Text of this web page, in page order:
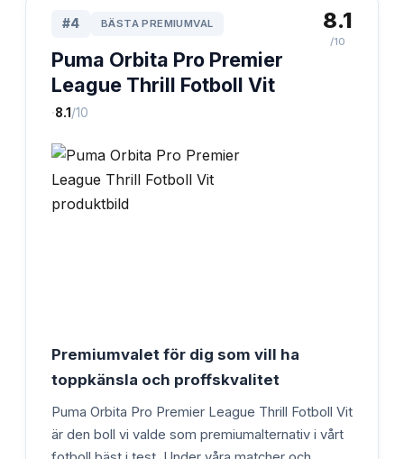
#4 BÄSTA PREMIUMVAL
Puma Orbita Pro Premier
League Thrill Fotboll Vit
·8.1 /10
8.1
/10
Premiumvalet för dig som vill ha
toppkänsla och proffskvalitet
Puma Orbita Pro Premier League Thrill Fotboll Vit
är den boll vi valde som premiumalternativ i vårt